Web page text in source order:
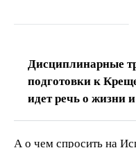
Дисциплинарные
подготовки к
идет речь о жизни
А о чем спросить на